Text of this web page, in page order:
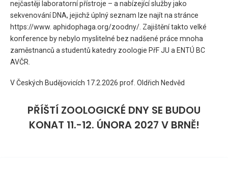
nejčastěji laboratorní přístroje – a nabízející služby jako
sekvenování DNA, jejichž úplný seznam lze najít na stránce
https://www. aphidophaga.org/zoodny/. Zajištění takto velké
konference by nebylo myslitelné bez nadšené práce mnoha
zaměstnanců a studentů katedry zoologie PřF JU a ENTÚ BC
AVČR.
V Českých Budějovicích 17.2.2026 prof. Oldřich Nedvěd
PŘÍŠTÍ ZOOLOGICKÉ DNY SE BUDOU
KONAT 11.-12. ÚNORA 2027 V BRNĚ!